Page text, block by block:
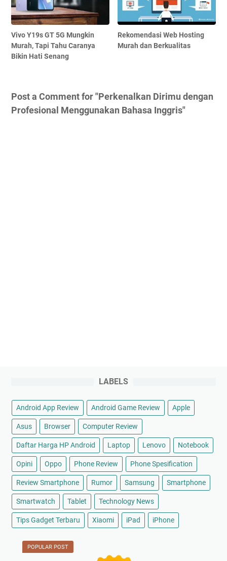
Vivo Y19s GT 5G Mungkin
Murah, Tapi Tahu Caranya
Bikin Hati Senang
Rekomendasi Web Hosting
Murah dan Berkualitas
Post a Comment for "Perkenalkan Dirimu dengan
Profesional Menggunakan Bahasa Inggris"
LABELS
Android App Review Android Game Review Apple
Asus Browser Computer Review
Daftar Harga HP Android Laptop Lenovo Notebook
Opini Oppo Phone Review Phone Spesification
Review Smartphone Rumor Samsung Smartphone
Smartwatch Tablet Technology News
Tips Gadget Terbaru Xiaomi iPad iPhone
POPULAR POST